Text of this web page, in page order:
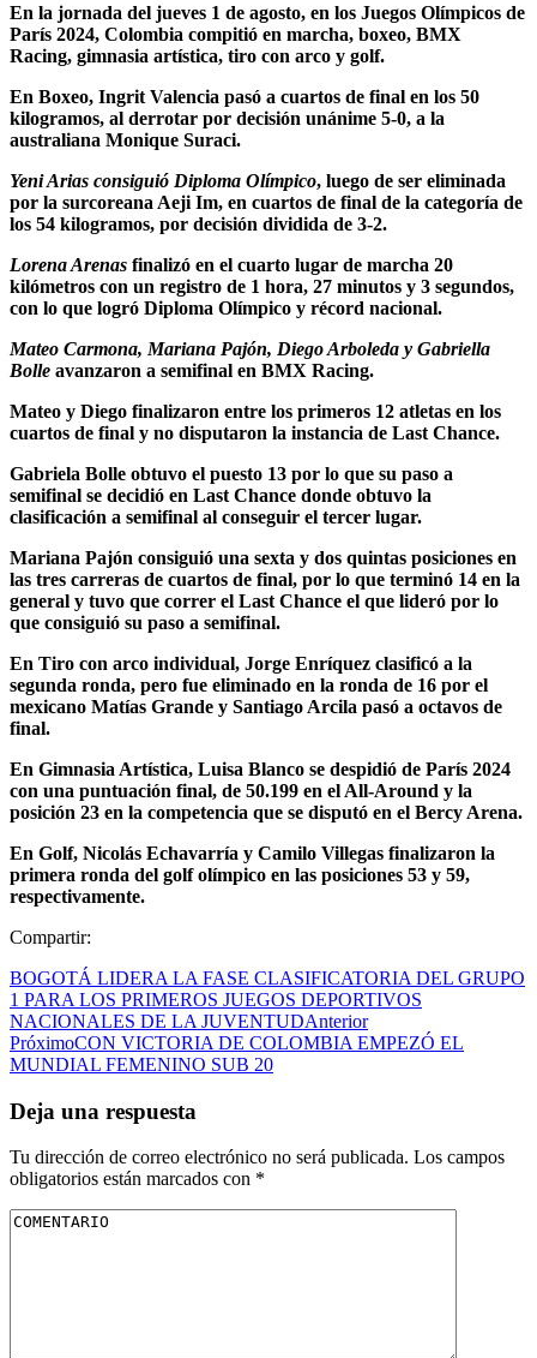
En la jornada del jueves 1 de agosto, en los Juegos Olímpicos de
París 2024, Colombia compitió en marcha, boxeo, BMX
Racing, gimnasia artística, tiro con arco y golf.
En Boxeo, Ingrit Valencia pasó a cuartos de final en los 50
kilogramos, al derrotar por decisión unánime 5-0, a la
australiana Monique Suraci.
Yeni Arias consiguió Diploma Olímpico, luego de ser eliminada
por la surcoreana Aeji Im, en cuartos de final de la categoría de
los 54 kilogramos, por decisión dividida de 3-2.
Lorena Arenas finalizó en el cuarto lugar de marcha 20
kilómetros con un registro de 1 hora, 27 minutos y 3 segundos,
con lo que logró Diploma Olímpico y récord nacional.
Mateo Carmona, Mariana Pajón, Diego Arboleda y Gabriella
Bolle avanzaron a semifinal en BMX Racing.
Mateo y Diego finalizaron entre los primeros 12 atletas en los
cuartos de final y no disputaron la instancia de Last Chance.
Gabriela Bolle obtuvo el puesto 13 por lo que su paso a
semifinal se decidió en Last Chance donde obtuvo la
clasificación a semifinal al conseguir el tercer lugar.
Mariana Pajón consiguió una sexta y dos quintas posiciones en
las tres carreras de cuartos de final, por lo que terminó 14 en la
general y tuvo que correr el Last Chance el que lideró por lo
que consiguió su paso a semifinal.
En Tiro con arco individual, Jorge Enríquez clasificó a la
segunda ronda, pero fue eliminado en la ronda de 16 por el
mexicano Matías Grande y Santiago Arcila pasó a octavos de
final.
En Gimnasia Artística, Luisa Blanco se despidió de París 2024
con una puntuación final, de 50.199 en el All-Around y la
posición 23 en la competencia que se disputó en el Bercy Arena.
En Golf, Nicolás Echavarría y Camilo Villegas finalizaron la
primera ronda del golf olímpico en las posiciones 53 y 59,
respectivamente.
Compartir:
BOGOTÁ LIDERA LA FASE CLASIFICATORIA DEL GRUPO
1 PARA LOS PRIMEROS JUEGOS DEPORTIVOS
NACIONALES DE LA JUVENTUDAnterior
PróximoCON VICTORIA DE COLOMBIA EMPEZÓ EL
MUNDIAL FEMENINO SUB 20
Deja una respuesta
Tu dirección de correo electrónico no será publicada. Los campos
obligatorios están marcados con *